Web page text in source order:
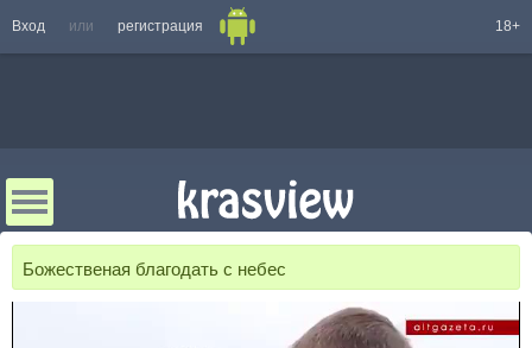
Вход или регистрация 18+
Божественая благодать с небес